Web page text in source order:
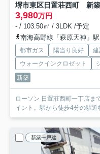
堺市東区日置荘西町 新
3,980万円
- / 103.50㎡ / 3LDK /予定
南海高野線「萩原天神」
都市ガス 陽当り良好
ウォークインクロゼット
新築
ローソン 日置荘西町一丁店ま
イント。駅から徒歩4分の駅近
新築一戸建